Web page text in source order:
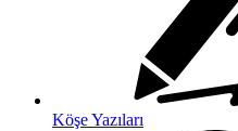
Köşe Yazıları